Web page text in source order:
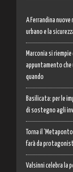
A Ferrandina
urbano e la
Marconia si riempie
appuntamento
quando
Basilicata: per le
di sostegno agli
Torna il
farà da
Valsinni celebra la